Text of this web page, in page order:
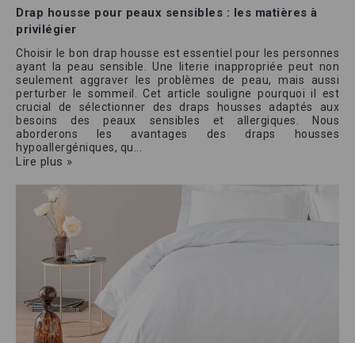
Drap housse pour peaux sensibles : les matières à
privilégier
Choisir le bon drap housse est essentiel pour les personnes
ayant la peau sensible. Une literie inappropriée peut non
seulement aggraver les problèmes de peau, mais aussi
perturber le sommeil. Cet article souligne pourquoi il est
crucial de sélectionner des draps housses adaptés aux
besoins des peaux sensibles et allergiques. Nous
aborderons les avantages des draps housses
hypoallergéniques, qu...
Lire plus »